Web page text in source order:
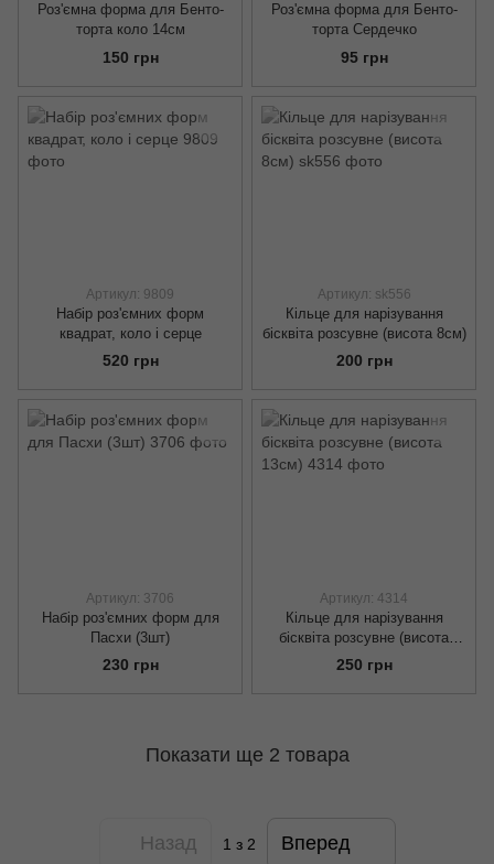
Роз'ємна форма для Бенто-
торта коло 14см
150 грн
Роз'ємна форма для Бенто-
торта Сердечко
95 грн
Артикул: 9809
Набір роз'ємних форм
квадрат, коло і серце
520 грн
Артикул: sk556
Кільце для нарізування
бісквіта розсувне (висота 8см)
200 грн
Артикул: 3706
Набір роз'ємних форм для
Пасхи (3шт)
230 грн
Артикул: 4314
Кільце для нарізування
бісквіта розсувне (висота
13см)
250 грн
Показати ще 2 товара
Назад 1 з 2 Вперед